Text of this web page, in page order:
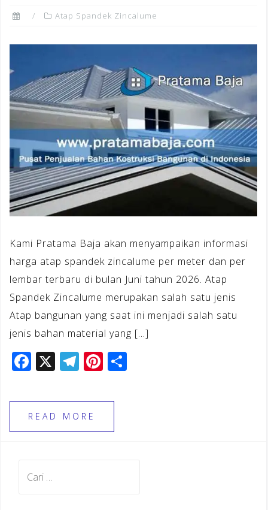
Atap Spandek Zincalume
Kami Pratama Baja akan menyampaikan informasi
harga atap spandek zincalume per meter dan per
lembar terbaru di bulan Juni tahun 2026. Atap
Spandek Zincalume merupakan salah satu jenis
Atap bangunan yang saat ini menjadi salah satu
jenis bahan material yang […]
F
c
e
b
o
X T
e
gr
a
Pi
te
e
READ MORE